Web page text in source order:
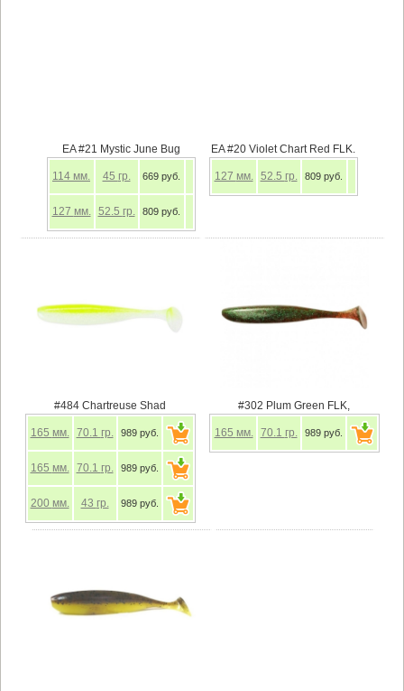
EA #21 Mystic June Bug
114 мм. 45 гр. 669 руб.
127 мм. 52.5 гр. 809 руб.
EA #20 Violet Chart Red FLK.
127 мм. 52.5 гр. 809 руб.
#484 Chartreuse Shad
165 мм. 70.1 гр. 989 руб.
165 мм. 70.1 гр. 989 руб.
200 мм. 43 гр. 989 руб.
#302 Plum Green FLK,
165 мм. 70.1 гр. 989 руб.